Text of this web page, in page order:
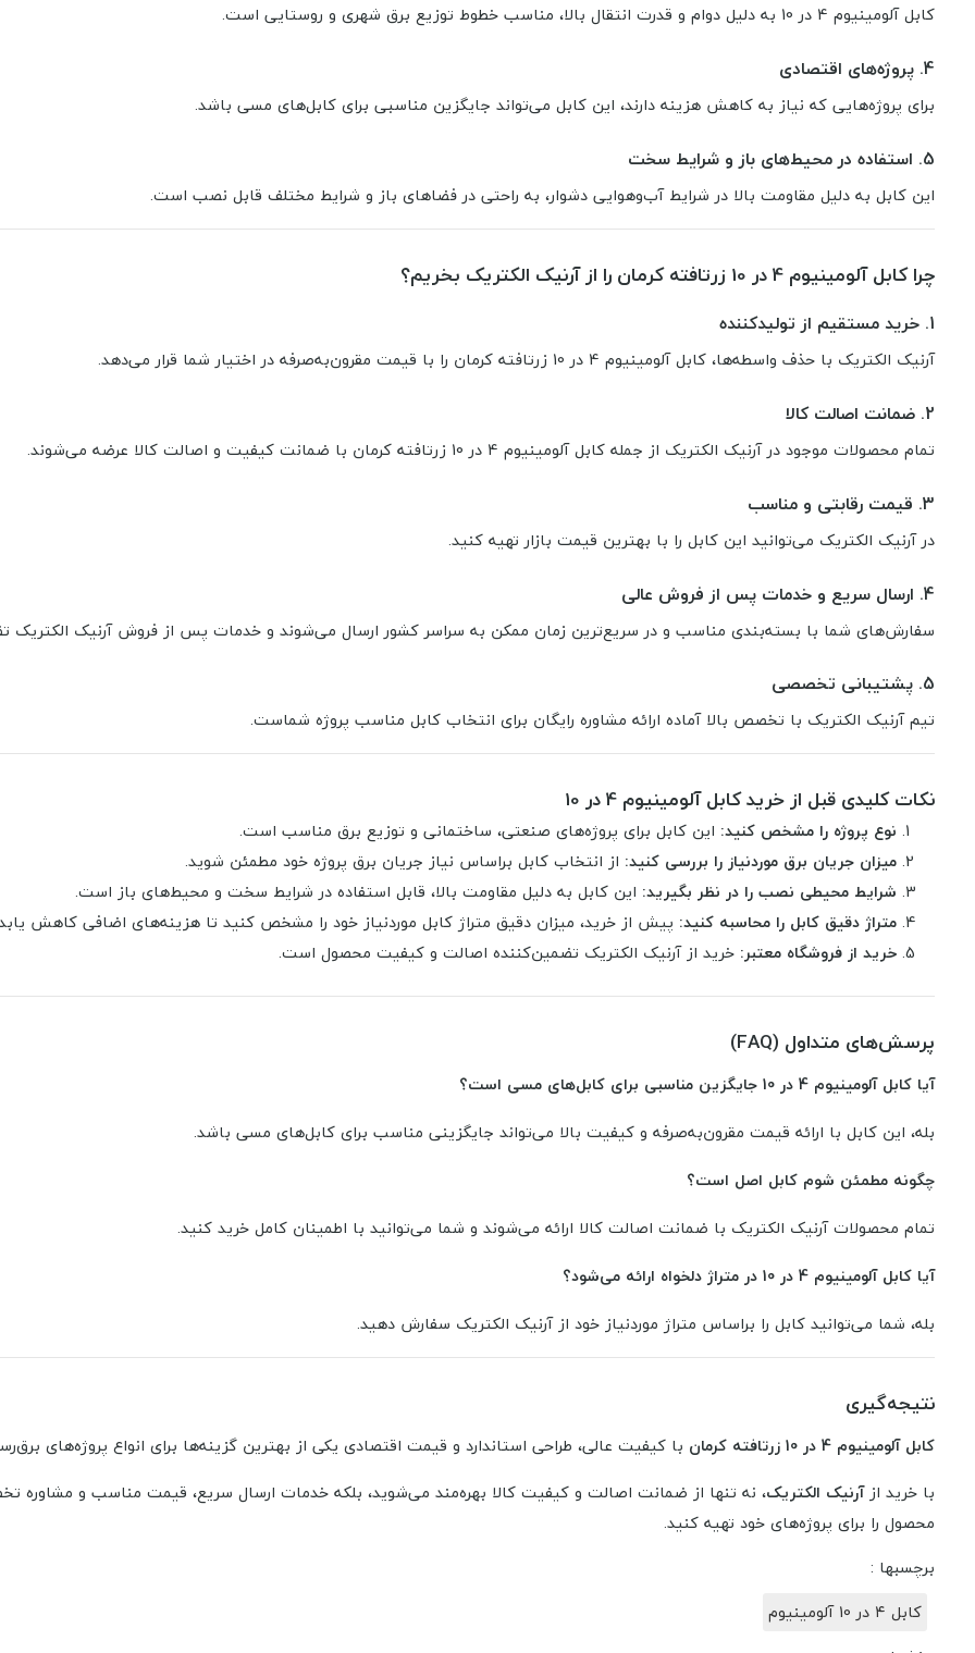
کابل آلومینیوم 4 در 10 به دلیل دوام و قدرت انتقال بالا، مناسب خطوط توزیع برق شهری و روستایی است.
4. پروژه‌های اقتصادی
برای پروژه‌هایی که نیاز به کاهش هزینه دارند، این کابل می‌تواند جایگزین مناسبی برای کابل‌های مسی باشد.
5. استفاده در محیط‌های باز و شرایط سخت
این کابل به دلیل مقاومت بالا در شرایط آب‌وهوایی دشوار، به راحتی در فضاهای باز و شرایط مختلف قابل نصب است.
چرا کابل آلومینیوم 4 در 10 زرتافته کرمان را از آرنیک الکتریک بخریم؟
1. خرید مستقیم از تولیدکننده
آرنیک الکتریک با حذف واسطه‌ها، کابل آلومینیوم 4 در 10 زرتافته کرمان را با قیمت مقرون‌به‌صرفه در اختیار شما قرار می‌دهد.
2. ضمانت اصالت کالا
تمام محصولات موجود در آرنیک الکتریک از جمله کابل آلومینیوم 4 در 10 زرتافته کرمان با ضمانت کیفیت و اصالت کالا عرضه می‌شوند.
3. قیمت رقابتی و مناسب
در آرنیک الکتریک می‌توانید این کابل را با بهترین قیمت بازار تهیه کنید.
4. ارسال سریع و خدمات پس از فروش عالی
سفارش‌های شما با بسته‌بندی مناسب و در سریع‌ترین زمان ممکن به سراسر کشور ارسال می‌شوند و خدمات پس از فروش آرنیک الکتریک
5. پشتیبانی تخصصی
تیم آرنیک الکتریک با تخصص بالا آماده ارائه مشاوره رایگان برای انتخاب کابل مناسب پروژه شماست.
نکات کلیدی قبل از خرید کابل آلومینیوم 4 در 10
نوع پروژه را مشخص کنید: این کابل برای پروژه‌های صنعتی، ساختمانی و توزیع برق مناسب است.
میزان جریان برق موردنیاز را بررسی کنید: از انتخاب کابل براساس نیاز جریان برق پروژه خود مطمئن شوید.
شرایط محیطی نصب را در نظر بگیرید: این کابل به دلیل مقاومت بالا، قابل استفاده در شرایط سخت و محیط‌های باز است.
متراژ دقیق کابل را محاسبه کنید: پیش از خرید، میزان دقیق متراژ کابل موردنیاز خود را مشخص کنید تا هزینه‌های اضافی کاهش
خرید از فروشگاه معتبر: خرید از آرنیک الکتریک تضمین‌کننده اصالت و کیفیت محصول است.
پرسش‌های متداول (FAQ)
آیا کابل آلومینیوم 4 در 10 جایگزین مناسبی برای کابل‌های مسی است؟
بله، این کابل با ارائه قیمت مقرون‌به‌صرفه و کیفیت بالا می‌تواند جایگزینی مناسب برای کابل‌های مسی باشد.
چگونه مطمئن شوم کابل اصل است؟
تمام محصولات آرنیک الکتریک با ضمانت اصالت کالا ارائه می‌شوند و شما می‌توانید با اطمینان کامل خرید کنید.
آیا کابل آلومینیوم 4 در 10 در متراژ دلخواه ارائه می‌شود؟
بله، شما می‌توانید کابل را براساس متراژ موردنیاز خود از آرنیک الکتریک سفارش دهید.
نتیجه‌گیری
کابل آلومینیوم 4 در 10 زرتافته کرمان
با کیفیت عالی، طراحی استاندارد و قیمت اقتصادی یکی از بهترین گزینه‌ها برای انواع پروژه‌های
با خرید از آرنیک الکتریک، نه تنها از ضمانت اصالت و کیفیت کالا بهره‌مند می‌شوید، بلکه خدمات ارسال سریع، قیمت مناسب و مشاوره
محصول را برای پروژه‌های خود تهیه کنید.
برچسبها :
کابل ۴ در 10 آلومینیوم